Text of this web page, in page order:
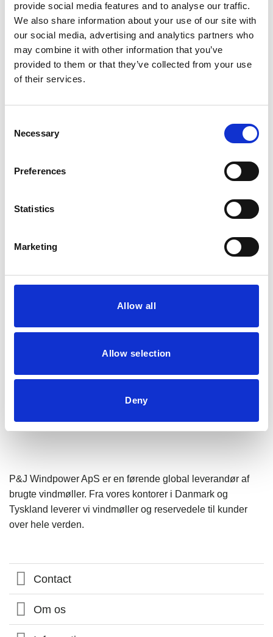
provide social media features and to analyse our traffic.
We also share information about your use of our site with
our social media, advertising and analytics partners who
may combine it with other information that you’ve
provided to them or that they’ve collected from your use
of their services.
Selection
Necessary
Preferences
Statistics
Marketing
Allow all
Allow selection
Deny
Hvis du ønsker at
sælge en eller flere
vindmøller, tilbyder vi
gerne et uforpligtende
tilbud, der er tilpasset
P&J Windpower ApS er en førende global leverandør af
brugte vindmøller. Fra vores kontorer i Danmark og
Tyskland leverer vi vindmøller og reservedele til kunder
over hele verden.
Contact
Om os